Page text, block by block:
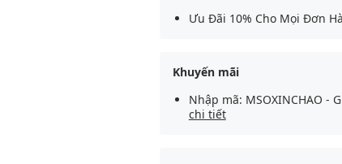
Ưu Đãi 10% Cho Mọi Đơn
Khuyến mãi
Nhập mã: MSOXINCHAO -
chi tiết